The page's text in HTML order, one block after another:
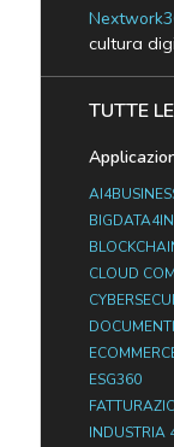
cultura
TUTTE
CLOUD
DOCUMENTI
ESG360
INDUSTRIA